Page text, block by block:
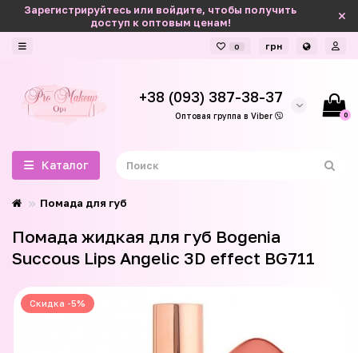
Зарегистрируйтесь или войдите, чтобы получить
доступ к оптовым ценам!
0 грн
+38 (093) 387-38-37
Оптовая группа в Viber 0
Каталог
Помада для губ
Помада жидкая для губ Bogenia
Succous Lips Angelic 3D effect BG711
Скидка -5%